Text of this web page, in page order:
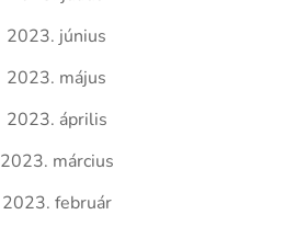
2023. június
2023. május
2023. április
2023. március
2023. február